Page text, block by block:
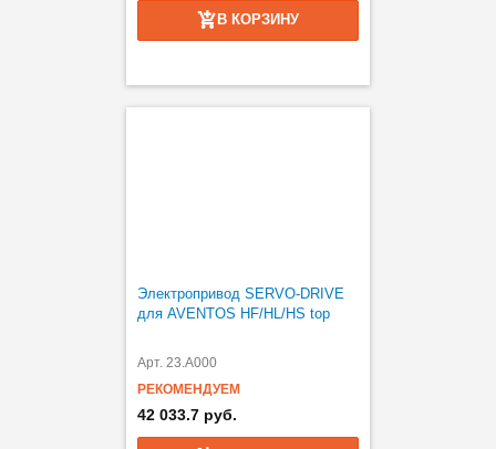
В КОРЗИНУ
Электропривод SERVO-DRIVE
для AVENTOS HF/HL/HS top
Арт. 23.A000
РЕКОМЕНДУЕМ
42 033.7 руб.